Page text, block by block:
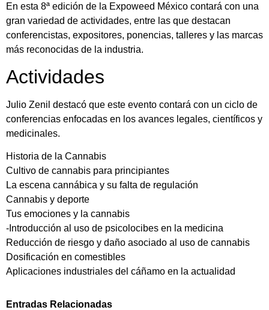
En esta 8ª edición de la Expoweed México contará con una
gran variedad de actividades, entre las que destacan
conferencistas, expositores, ponencias, talleres y las marcas
más reconocidas de la industria.
Actividades
Julio Zenil destacó que este evento contará con un ciclo de
conferencias enfocadas en los avances legales, científicos y
medicinales.
Historia de la Cannabis
Cultivo de cannabis para principiantes
La escena cannábica y su falta de regulación
Cannabis y deporte
Tus emociones y la cannabis
-Introducción al uso de psicolocibes en la medicina
Reducción de riesgo y daño asociado al uso de cannabis
Dosificación en comestibles
Aplicaciones industriales del cáñamo en la actualidad
Entradas Relacionadas